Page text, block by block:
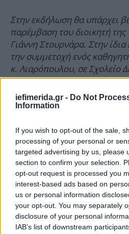
iefimerida.gr - Do Not
Information
If you wish to opt-out of the sale,
processing of your personal or
targeted advertising by us, please
section to confirm your selection.
opt-out request is processed you
interest-based ads based on
us or personal information
your opt-out. You may separately
disclosure of your personal
IAB’s list of downstream
Στην εκδήλωση θα υπάρχει
παρέμβαση του διοικητή
Γιάννη Στουρνάρα. Στην
την συμμετοχή ενός
κ. Λιαρόπουλου, σε Σχολείο
Είχα την χαρά και την τιμή
την γνώμη τους για τα
να το καταθέσουν δημόσια.
εξαιρετικό ενδιαφέρον το
και κάτι άλλο. Στον
μορφές αλήθειας, υπάρχουν
επικύρωσης της κοινωνικής
βασίζεται στην συναίνεση
των αντικειμενικών
λέει την αλήθεια της αλλά
πραγματική, την κάνει να
επιστημονική αλήθεια,